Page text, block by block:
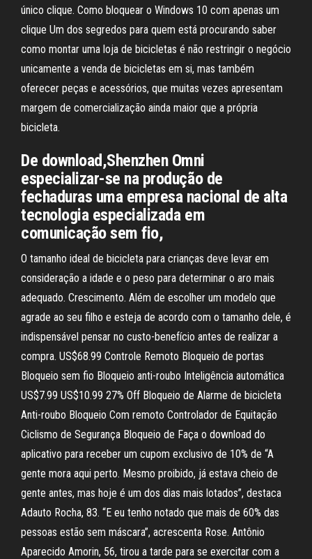
único clique. Como bloquear o Windows 10 com apenas um
clique Um dos segredos para quem está procurando saber
como montar uma loja de bicicletas é não restringir o negócio
unicamente a venda de bicicletas em si, mas também
oferecer peças e acessórios, que muitas vezes apresentam
margem de comercialização ainda maior que a própria
bicicleta.
De download,Shenzhen Omni
especializar-se na produção de
fechaduras uma empresa nacional de alta
tecnologia especializada em
comunicação sem fio,
O tamanho ideal de bicicleta para crianças deve levar em
consideração a idade e o peso para determinar o aro mais
adequado. Crescimento. Além de escolher um modelo que
agrade ao seu filho e esteja de acordo com o tamanho dele, é
indispensável pensar no custo-benefício antes de realizar a
compra. US$68.99 Controle Remoto Bloqueio de portas
Bloqueio sem fio Bloqueio anti-roubo Inteligência automática
US$7.99 US$10.99 27% Off Bloqueio de Alarme de bicicleta
Anti-roubo Bloqueio Com remoto Controlador de Equitação
Ciclismo de Segurança Bloqueio de Faça o download do
aplicativo para receber um cupom exclusivo de 10% de “A
gente mora aqui perto. Mesmo proibido, já estava cheio de
gente antes, mas hoje é um dos dias mais lotados”, destaca
Adauto Rocha, 83. “E eu tenho notado que mais de 60% das
pessoas estão sem máscara”, acrescenta Rose. Antônio
Aparecido Amorin, 56, tirou a tarde para se exercitar com a